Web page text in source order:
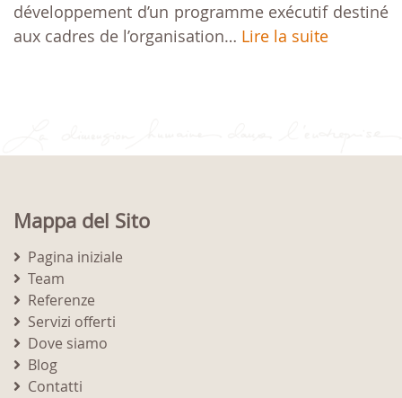
développement d’un programme exécutif destiné
aux cadres de l’organisation… Lire la suite
Mappa del Sito
Pagina iniziale
Team
Referenze
Servizi offerti
Dove siamo
Blog
Contatti